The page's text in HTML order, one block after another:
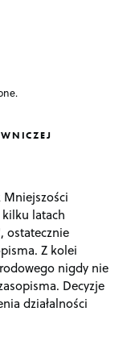
Mniejszości
latach
ostatecznie
Z kolei
nigdy nie
Decyzje
działalności